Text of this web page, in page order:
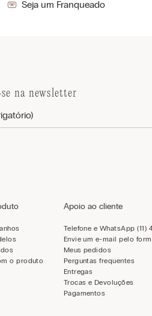
Seja um Franqueado
na newsletter
o produto
Apoio ao cliente
Telefone e WhatsApp (11)
Envie um e-mail pelo
Meus pedidos
Perguntas frequentes
Entregas
Trocas e Devoluções
Pagamentos